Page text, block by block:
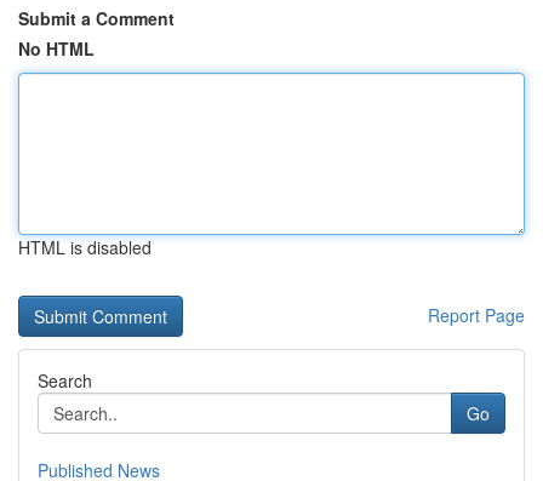
Submit a Comment
No HTML
HTML is disabled
Report Page
Search
Go
Published News